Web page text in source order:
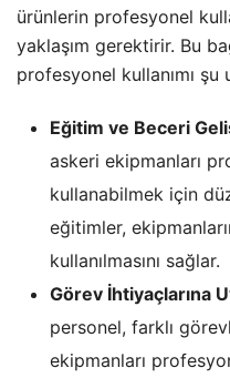
ürünlerin profesyonel
yaklaşım gerektirir. Bu
profesyonel kullanımı şu
Eğitim ve Beceri
askeri ekipmanları
kullanabilmek için
eğitimler,
kullanılmasını sağlar.
Görev İhtiyaçlarına
personel, farklı
ekipmanları